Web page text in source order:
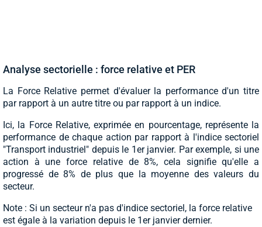
Analyse sectorielle : force relative et PER
La Force Relative permet d'évaluer la performance d'un titre
par rapport à un autre titre ou par rapport à un indice.
Ici, la Force Relative, exprimée en pourcentage, représente la
performance de chaque action par rapport à l'indice sectoriel
"Transport industriel" depuis le 1er janvier. Par exemple, si une
action à une force relative de 8%, cela signifie qu'elle a
progressé de 8% de plus que la moyenne des valeurs du
secteur.
Note : Si un secteur n'a pas d'indice sectoriel, la force relative
est égale à la variation depuis le 1er janvier dernier.